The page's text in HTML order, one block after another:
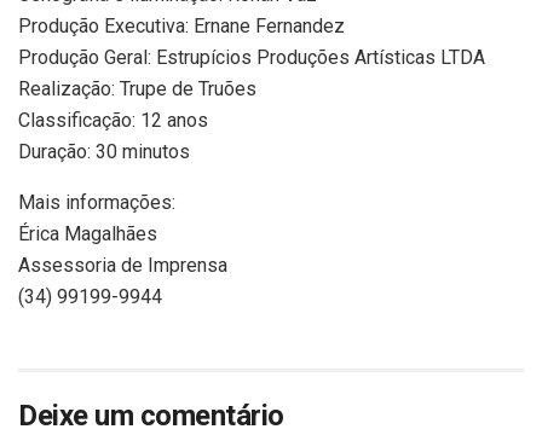
Produção Executiva: Ernane Fernandez
Produção Geral: Estrupícios Produções Artísticas LTDA
Realização: Trupe de Truões
Classificação: 12 anos
Duração: 30 minutos
Mais informações:
Érica Magalhães
Assessoria de Imprensa
(34) 99199-9944
Deixe um comentário